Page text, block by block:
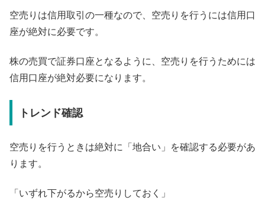
空売りは信用取引の一種なので、空売りを行うには信用口
座が絶対に必要です。
株の売買で証券口座となるように、空売りを行うためには
信用口座が絶対必要になります。
トレンド確認
空売りを行うときは絶対に「地合い」を確認する必要があ
ります。
「いずれ下がるから空売りしておく」